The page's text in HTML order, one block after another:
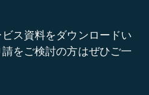
ス資料をダウンロードい
をご検討の方はぜひご一